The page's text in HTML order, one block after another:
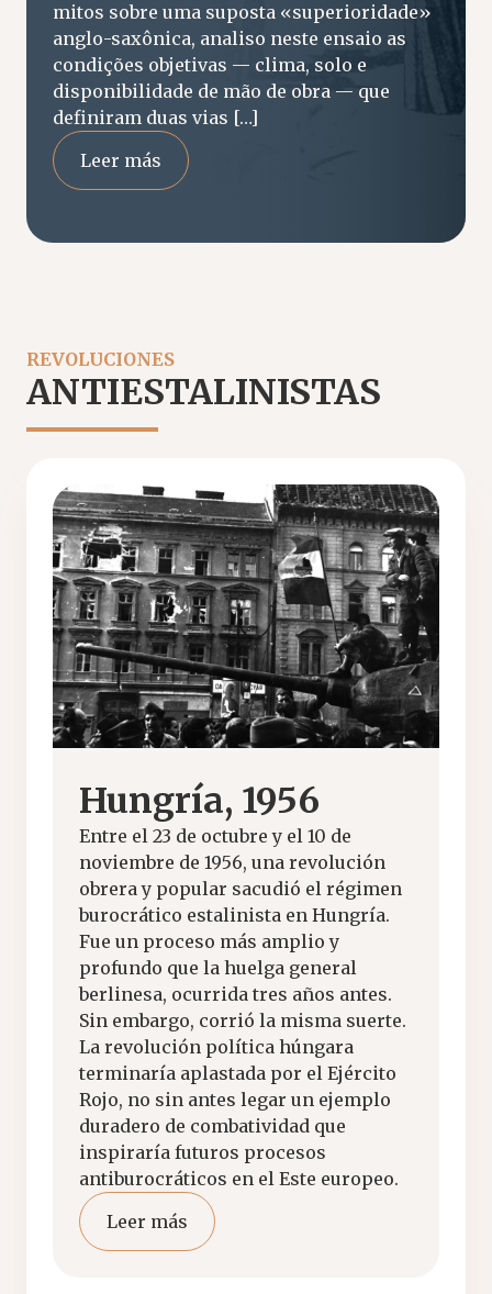
mitos sobre uma suposta «superioridade»
anglo-saxônica, analiso neste ensaio as
condições objetivas — clima, solo e
disponibilidade de mão de obra — que
definiram duas vias […]
Leer más
REVOLUCIONES
ANTIESTALINISTAS
Hungría, 1956
Entre el 23 de octubre y el 10 de
noviembre de 1956, una revolución
obrera y popular sacudió el régimen
burocrático estalinista en Hungría.
Fue un proceso más amplio y
profundo que la huelga general
berlinesa, ocurrida tres años antes.
Sin embargo, corrió la misma suerte.
La revolución política húngara
terminaría aplastada por el Ejército
Rojo, no sin antes legar un ejemplo
duradero de combatividad que
inspiraría futuros procesos
antiburocráticos en el Este europeo.
Leer más